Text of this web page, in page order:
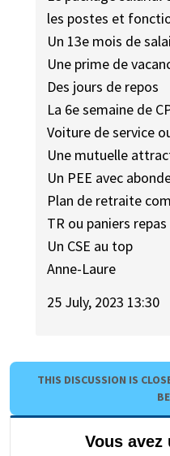
les postes et
Un 13e mois de
Une prime de
Des jours de repos
La 6e semaine de
Voiture de service
Une mutuelle
Un PEE avec
Plan de retraite
TR ou paniers repas
Un CSE au top
Anne-Laure
25 July, 2023 13:30
THIS DISCUSSION IS
Vous avez